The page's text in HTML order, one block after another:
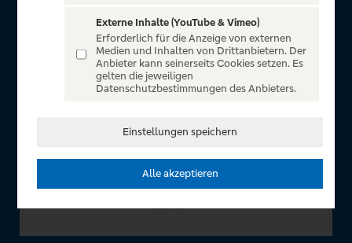
für alle Kunden der Volksbanken Raiffeisenbanken. Auf
unserem einzigartigen Portal finden Sie Tickets für
atemberaubende Konzerte, Musicals und Shows, die
Fußball-Bundesliga sowie die Champions League und die
In Zusammenarbeit mit
Externe Inhalte (YouTube & Vimeo)
Erforderlich für die Anzeige von externen
Medien und Inhalten von Drittanbietern. Der
Anbieter kann seinerseits Cookies setzen. Es
gelten die jeweiligen
Datenschutzbestimmungen des Anbieters.
Einstellungen speichern
Alle akzeptieren